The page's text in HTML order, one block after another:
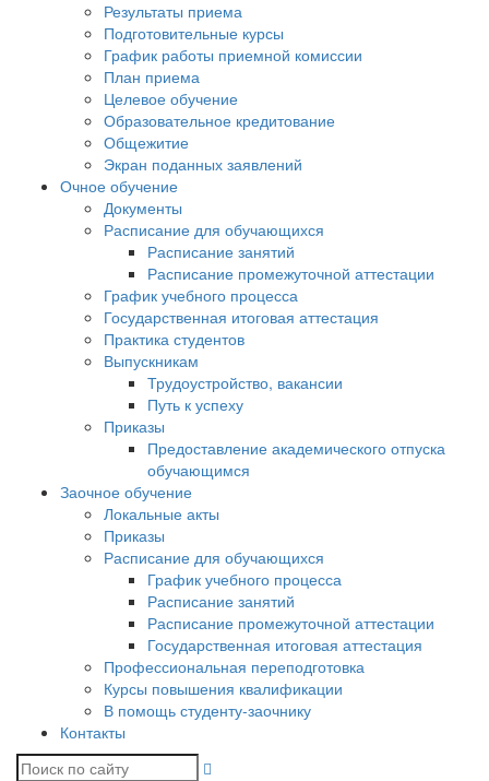
Результаты приема
Подготовительные курсы
График работы приемной комиссии
План приема
Целевое обучение
Образовательное кредитование
Общежитие
Экран поданных заявлений
Очное обучение
Документы
Расписание для обучающихся
Расписание занятий
Расписание промежуточной аттестации
График учебного процесса
Государственная итоговая аттестация
Практика студентов
Выпускникам
Трудоустройство, вакансии
Путь к успеху
Приказы
Предоставление академического отпуска
обучающимся
Заочное обучение
Локальные акты
Приказы
Расписание для обучающихся
График учебного процесса
Расписание занятий
Расписание промежуточной аттестации
Государственная итоговая аттестация
Профессиональная переподготовка
Курсы повышения квалификации
В помощь студенту-заочнику
Контакты